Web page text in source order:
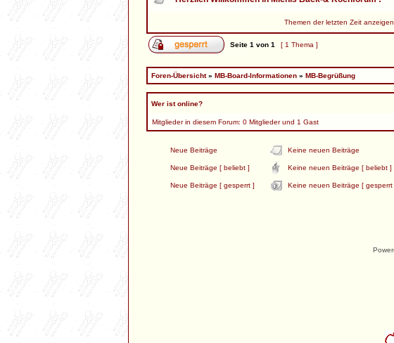
Themen der letzten Zeit
Seite 1 von 1 [ 1 Thema ]
Foren-Übersicht» MB-Board-Informationen » MB-Begrüßung
Wer ist online?
Mitglieder in diesem Forum: 0 Mitglieder und 1 Gast
Neue Beiträge Keine neuen Beiträge
Neue Beiträge [ beliebt ] Keine neuen Beiträge [ beliebt ]
Neue Beiträge [ gesperrt ] Keine neuen Beiträge [ gesperrt